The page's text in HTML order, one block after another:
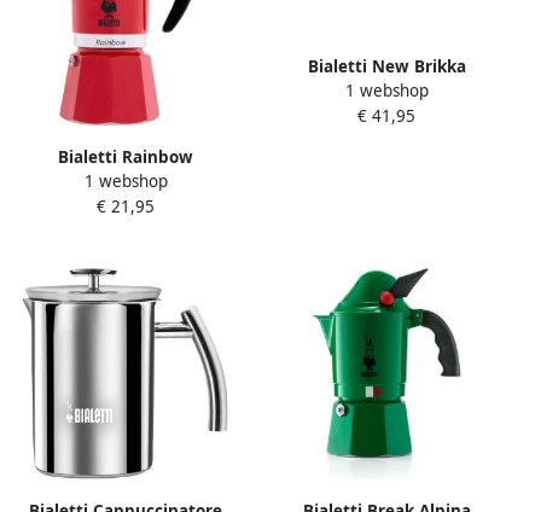
Bialetti Rainbow
Espressomachine
1 webshop
€ 21,95
Bialetti New Brikka
Espressomachine
1 webshop
€ 41,95